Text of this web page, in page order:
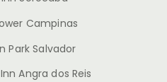
Campinas
Park Salvador
Angra dos Reis